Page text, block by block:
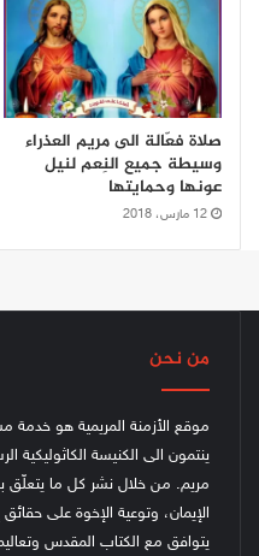
صلاة فعّالة الى مريم العذراء
وسيطة جميع النِعم لنيل
عونها وحمايتها
12 مارس، 2018
من نحن
موقع الأزمنة المريمية هو خدمة
ينتمون الى الكنيسة الكاثوليكية
مريم. من خلال نشر كل ما يتعلّق
الإيمان، وتوعية الإخوة على
يتوافق مع الكتاب المقدس